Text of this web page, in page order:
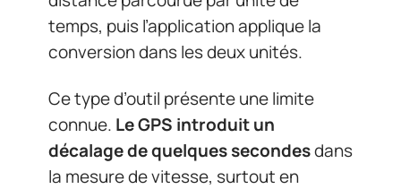
temps, puis l’application applique la
conversion dans les deux unités.
Ce type d’outil présente une limite
connue. Le GPS introduit un
décalage de quelques secondesdans
la mesure de vitesse, surtout en